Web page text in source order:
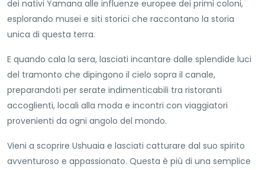
dei nativi Yamana alle influenze europee dei primi coloni,
esplorando musei e siti storici che raccontano la storia
unica di questa terra.
E quando cala la sera, lasciati incantare dalle splendide luci
del tramonto che dipingono il cielo sopra il canale,
preparandoti per serate indimenticabili tra ristoranti
accoglienti, locali alla moda e incontri con viaggiatori
provenienti da ogni angolo del mondo.
Vieni a scoprire Ushuaia e lasciati catturare dal suo spirito
avventuroso e appassionato. Questa è più di una semplice